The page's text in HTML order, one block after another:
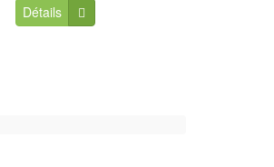
Détails